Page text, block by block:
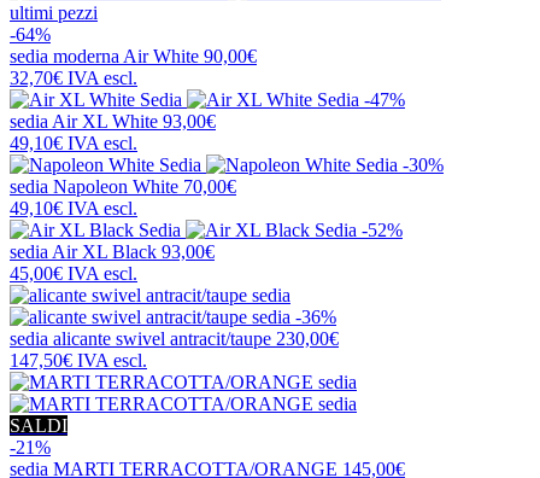
ultimi pezzi
-64%
sedia moderna Air White 90,00€
32,70€ IVA escl.
-47%
sedia Air XL White 93,00€
49,10€ IVA escl.
-30%
sedia Napoleon White 70,00€
49,10€ IVA escl.
-52%
sedia Air XL Black 93,00€
45,00€ IVA escl.
-36%
sedia alicante swivel antracit/taupe 230,00€
147,50€ IVA escl.
SALDI
-21%
sedia MARTI TERRACOTTA/ORANGE 145,00€